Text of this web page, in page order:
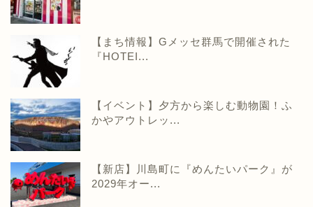
【まち情報】Gメッセ群馬で開催された
『HOTEI...
【イベント】夕方から楽しむ動物園！ふ
かやアウトレッ...
【新店】川島町に『めんたいパーク』が
2029年オー...